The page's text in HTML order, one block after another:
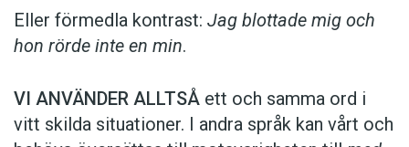
Eller förmedla kontrast: Jag blottade mig och
hon rörde inte en min.
VI ANVÄNDER ALLTSÅ ett och samma ord i
vitt skilda situationer. I andra språk kan vårt och